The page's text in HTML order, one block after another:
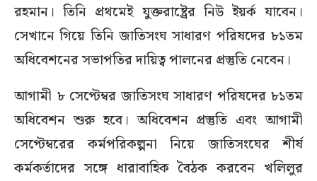
রহমান। তিনি প্রথমেই যুক্তরাষ্ট্রের নিউ ইয়র্ক যাবেন।
সেখানে গিয়ে তিনি জাতিসংঘ সাধারণ পরিষদের ৮১তম
অধিবেশনের সভাপতির দায়িত্ব পালনের প্রস্তুতি নেবেন।
আগামী ৮ সেপ্টেম্বর জাতিসংঘ সাধারণ পরিষদের ৮১তম
অধিবেশন শুরু হবে। অধিবেশন প্রস্তুতি এবং আগামী
সেপ্টেম্বরের কর্মপরিকল্পনা নিয়ে জাতিসংঘের শীর্ষ
কর্মকর্তাদের সঙ্গে ধারাবাহিক বৈঠক করবেন খলিলুর